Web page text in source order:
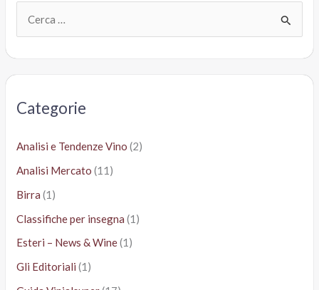
Categorie
Analisi e Tendenze Vino (2)
Analisi Mercato (11)
Birra (1)
Classifiche per insegna (1)
Esteri – News & Wine(1)
Gli Editoriali (1)